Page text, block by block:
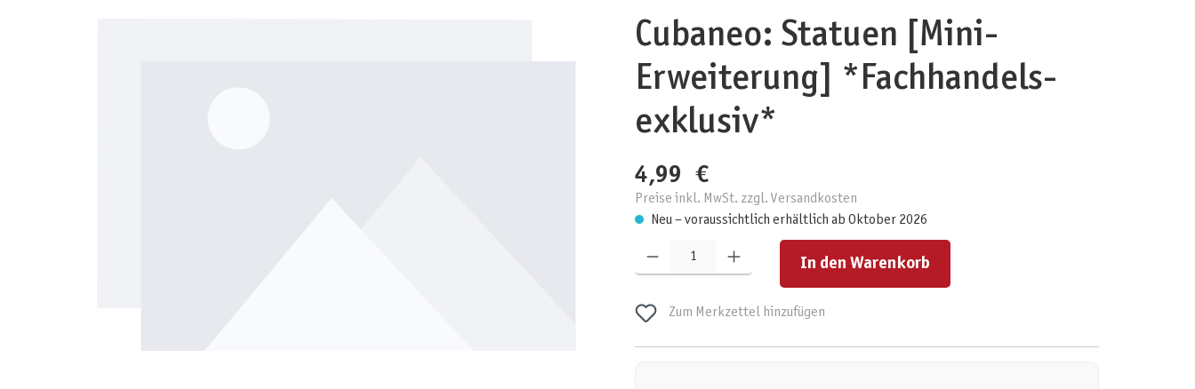
Cubaneo: Statuen [Mini-
Erweiterung] *Fachhandels-
exklusiv*
4,99 €
Preise inkl. MwSt. zzgl. Versandkosten
Neu – voraussichtlich erhältlich ab Oktober 2026
In den Warenkorb
Zum Merkzettel hinzufügen